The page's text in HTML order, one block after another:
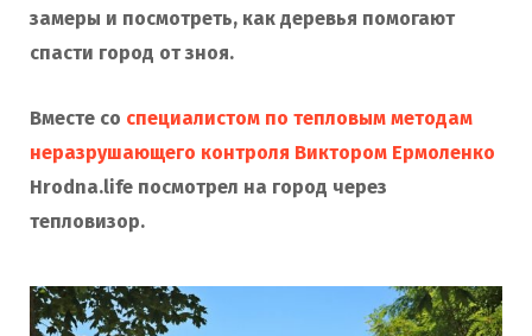
замеры и посмотреть, как деревья помогают
спасти город от зноя.
Вместе со специалистом по тепловым методам
неразрушающего контроля Виктором Ермоленко
Hrodna.life посмотрел на город через
тепловизор.